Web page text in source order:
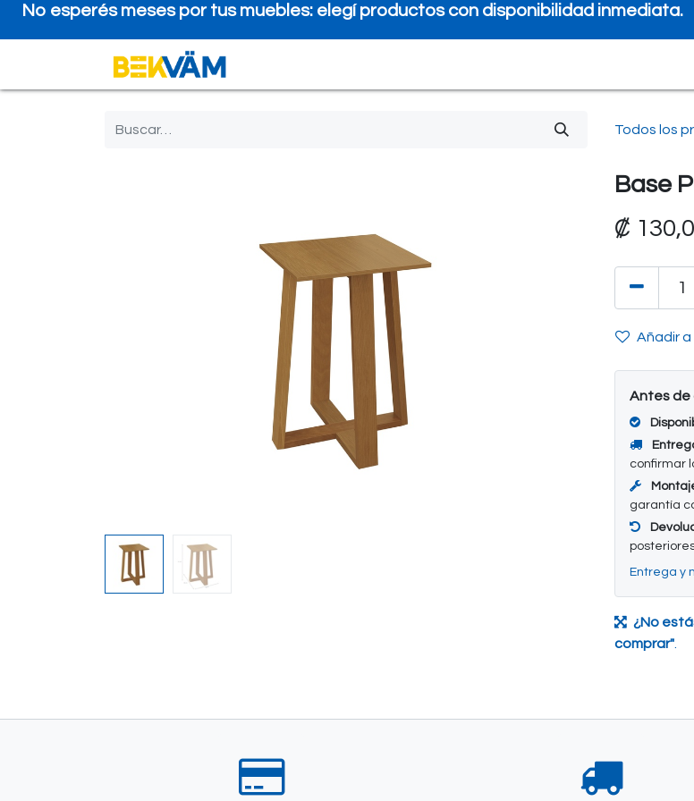
No esperés meses por tus muebles: elegí productos con disponibilidad inmediata.
Todos los
Base
₡
Añadir
Antes de
confirmar
garantía
Entrega y
¿No
comprar"